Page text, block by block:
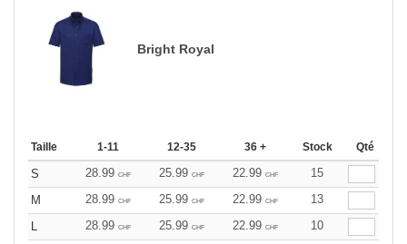
Bright Royal
Taille 1-11 12-35 36 + Stock Qté
S 28.99 CHF 25.99 CHF 22.99 CHF
15
M
28.99 CHF 25.99 CHF 22.99 CHF
13
L
28.99 CHF 25.99 CHF 22.99 CHF
10